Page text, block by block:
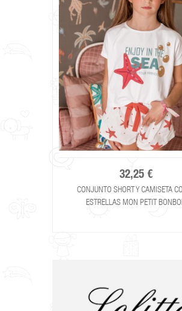
32,25 €
CONJUNTO SHORT Y CAMISETA
ESTRELLAS MON PETIT